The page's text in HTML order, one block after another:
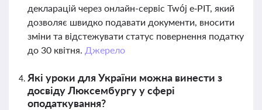
декларацій через онлайн-сервіс Twój e‑PIT, який
дозволяє швидко подавати документи, вносити
зміни та відстежувати статус повернення податку
до 30 квітня. Джерело
Які уроки для України можна винести з
досвіду Люксембургу у сфері
оподаткування?